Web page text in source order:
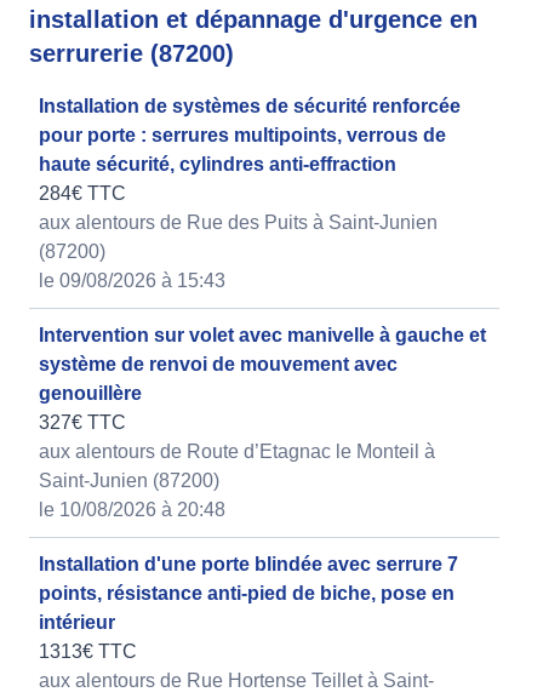
installation et dépannage d'urgence en
serrurerie (87200)
Installation de systèmes de sécurité renforcée
pour porte : serrures multipoints, verrous de
haute sécurité, cylindres anti-effraction
284€ TTC
aux alentours de Rue des Puits à Saint-Junien
(87200)
le 09/08/2026 à 15:43
Intervention sur volet avec manivelle à gauche et
système de renvoi de mouvement avec
genouillère
327€ TTC
aux alentours de Route d’Etagnac le Monteil à
Saint-Junien (87200)
le 10/08/2026 à 20:48
Installation d'une porte blindée avec serrure 7
points, résistance anti-pied de biche, pose en
intérieur
1313€ TTC
aux alentours de Rue Hortense Teillet à Saint-